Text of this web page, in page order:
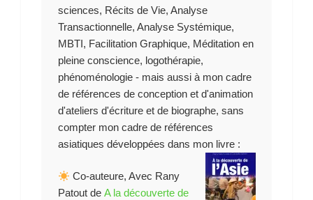
sciences, Récits de Vie, Analyse
Transactionnelle, Analyse Systémique,
MBTI, Facilitation Graphique, Méditation en
pleine conscience, logothérapie,
phénoménologie - mais aussi à mon cadre
de références de conception et d'animation
d'ateliers d'écriture et de biographe, sans
compter mon cadre de références
asiatiques développées dans mon livre :
Co-auteure, Avec Rany
Patout de A la découverte de